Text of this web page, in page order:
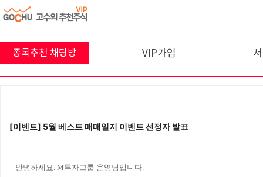
종목추천 채팅방 VIP가입
[이벤트] 5월 베스트 매매일지 이벤트 선정자 발표
안녕하세요. M투자그룹 운영팀입니다.